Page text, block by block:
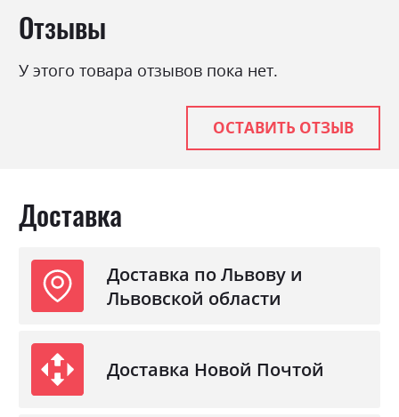
Отзывы
У этого товара отзывов пока нет.
ОСТАВИТЬ ОТЗЫВ
Доставка
Доставка по Львову и
Львовской области
Доставка Новой Почтой